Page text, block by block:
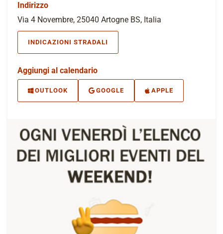
Indirizzo
Via 4 Novembre, 25040 Artogne BS, Italia
INDICAZIONI STRADALI
Aggiungi al calendario
OUTLOOK GOOGLE APPLE